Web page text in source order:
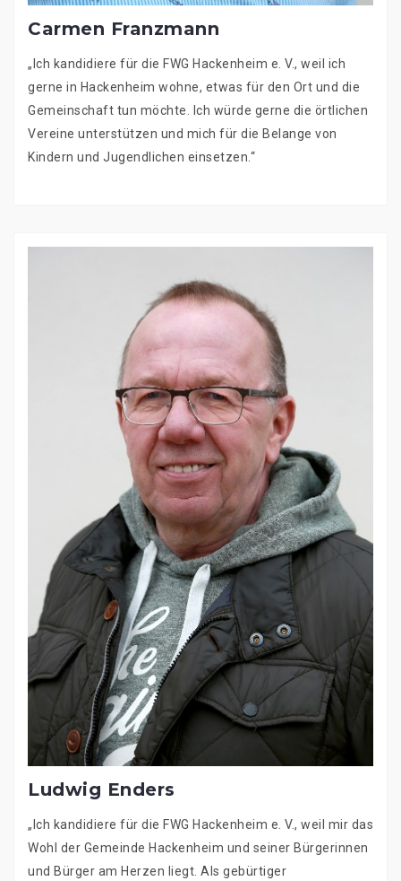
Carmen Franzmann
„Ich kandidiere für die FWG Hackenheim e. V., weil ich
gerne in Hackenheim wohne, etwas für den Ort und die
Gemeinschaft tun möchte. Ich würde gerne die örtlichen
Vereine unterstützen und mich für die Belange von
Kindern und Jugendlichen einsetzen.“
Ludwig Enders
„Ich kandidiere für die FWG Hackenheim e. V., weil mir das
Wohl der Gemeinde Hackenheim und seiner Bürgerinnen
und Bürger am Herzen liegt. Als gebürtiger